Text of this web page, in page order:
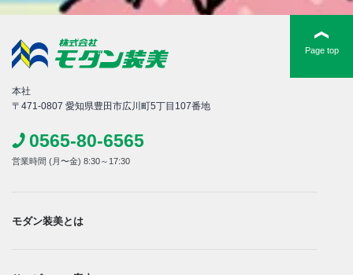
Page top
本社
〒471-0807 愛知県豊田市広川町5丁目107番地
0565-80-6565
営業時間 (月〜金) 8:30～17:30
モダン装美とは